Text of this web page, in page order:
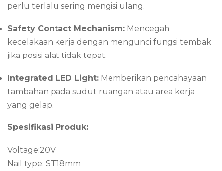
perlu terlalu sering mengisi ulang.
Safety Contact Mechanism: Mencegah
kecelakaan kerja dengan mengunci fungsi tembak
jika posisi alat tidak tepat.
Integrated LED Light: Memberikan pencahayaan
tambahan pada sudut ruangan atau area kerja
yang gelap.
Spesifikasi Produk:
Voltage:20V
Nail type: ST18mm